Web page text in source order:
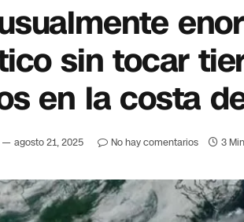
sin tocar
en la costa
agosto 21, 2025 No hay comentarios 3